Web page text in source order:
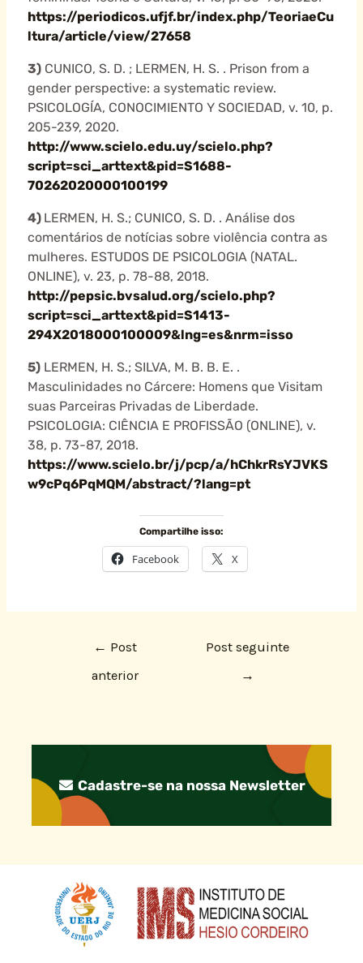
https://periodicos.ufjf.br/index.php/TeoriaeCu
ltura/article/view/27658
3)CUNICO, S. D. ; LERMEN, H. S. . Prison from a
gender perspective: a systematic review.
PSICOLOGÍA, CONOCIMIENTO Y SOCIEDAD, v. 10, p.
205-239, 2020.
http://www.scielo.edu.uy/scielo.php?
script=sci_arttext&pid=S1688-
70262020000100199
4) LERMEN, H. S.; CUNICO, S. D. . Análise dos
comentários de notícias sobre violência contra as
mulheres. ESTUDOS DE PSICOLOGIA (NATAL.
ONLINE), v. 23, p. 78-88, 2018.
http://pepsic.bvsalud.org/scielo.php?
script=sci_arttext&pid=S1413-
294X2018000100009&lng=es&nrm=isso
5)LERMEN, H. S.; SILVA, M. B. B. E. .
Masculinidades no Cárcere: Homens que Visitam
suas Parceiras Privadas de Liberdade.
PSICOLOGIA: CIÊNCIA E PROFISSÃO (ONLINE), v.
38, p. 73-87, 2018.
https://www.scielo.br/j/pcp/a/hChkrRsYJVKS
w9cPq6PqMQM/abstract/?lang=pt
Compartilhe isso:
Facebook X
← Post
anterior
Post seguinte
→
Cadastre-se na nossa Newsletter